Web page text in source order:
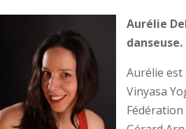
Aurélie
danseuse.
Aurélie
Vinyasa
Fédération